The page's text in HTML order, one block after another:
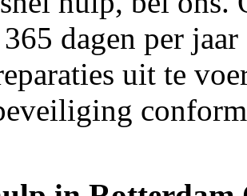
dagen per
uit te